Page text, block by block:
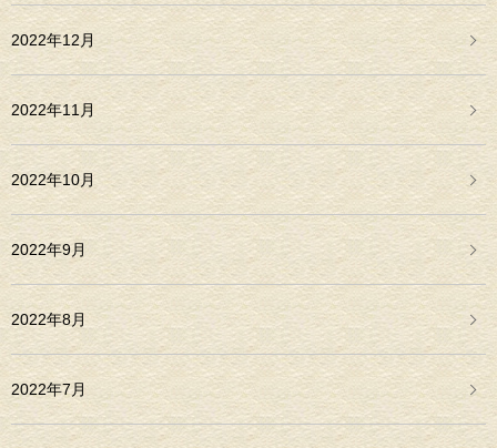
2022年12月
2022年11月
2022年10月
2022年9月
2022年8月
2022年7月